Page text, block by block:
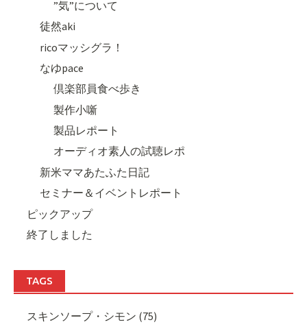
”気”について
徒然aki
ricoマッシグラ！
なゆpace
倶楽部員食べ歩き
製作小噺
製品レポート
オーディオ素人の試聴レポ
新米ママあたふた日記
セミナー＆イベントレポート
ピックアップ
終了しました
TAGS
スキンソープ・シモン (75)